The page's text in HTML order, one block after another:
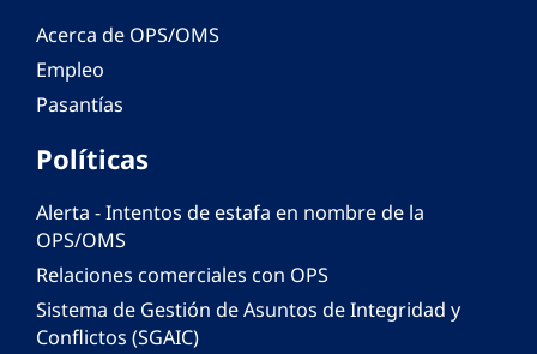
Acerca de OPS/OMS
Empleo
Pasantías
Políticas
Alerta - Intentos de estafa en nombre de la
OPS/OMS
Relaciones comerciales con OPS
Sistema de Gestión de Asuntos de Integridad y
Conflictos (SGAIC)